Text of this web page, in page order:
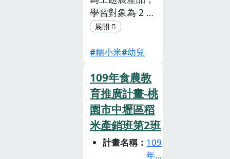
境、養成消費在
地魚產品的習
業、維護消費者
者權益、促進有
效漁業管理及永
續利用海洋資
源。
市新市區大社國
民小學白蓮霧
斗國中高麗菜
絲瓜、烏格綠竹
筍、臺灣牛、越
光米PDF保證責
任臺南市東山產
業生產合作社紅
龍果PDF雲林縣
東縣林邊鄉農會
香蕉PDF高雄市
梓官區漁會赤尾
青蝦PDF保證責
任雲林縣古坑有
機農業生產合作
社毛豆PDF財團
法人李輝義紀念
圖書館文教基金
會高麗菜PDF創
新型期數單位主
要農產品教案與
學習對象為 2 6
歲幼兒。「小米
體驗活動的名
透過遊戲來認識
小米的意涵 。
小米劇場為本計
畫的亮點活動，
藉由故事的發
展，將小米的生
糯小米 幼兒
109年食農教
育推廣計畫-桃
園市中壢區稻
米產銷班第2班
計畫名稱
109
年